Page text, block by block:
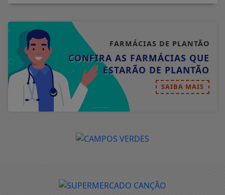
FARMÁCIAS DE PLANTÃO
CONFIRA AS FARMÁCIAS QUE
ESTARÃO DE PLANTÃO
SAIBA MAIS